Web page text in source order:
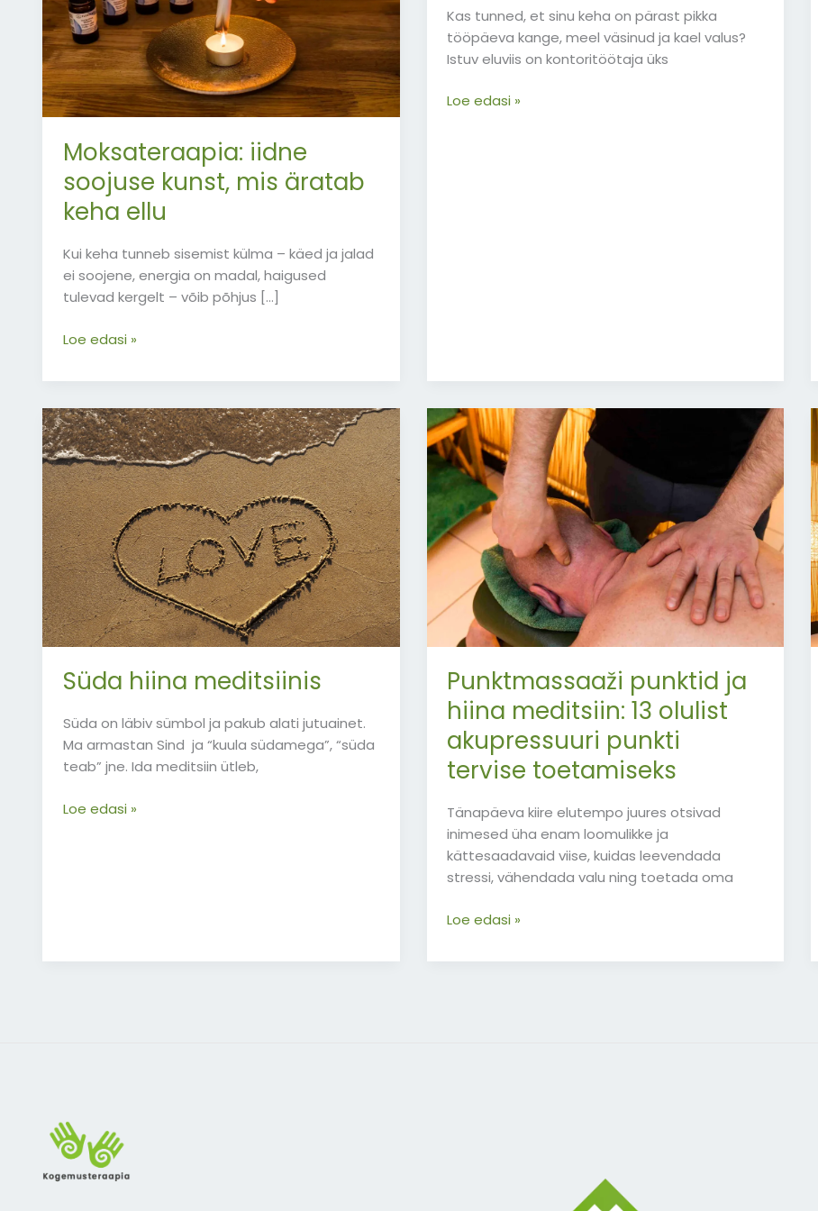
Moksateraapia: iidne
soojuse kunst, mis äratab
keha ellu
Kui keha tunneb sisemist külma – käed ja jalad
ei soojene, energia on madal, haigused
tulevad kergelt – võib põhjus […]
keha
ellu
Loe edasi »
Kas tunned, et sinu keha on pärast pikka
tööpäeva kange, meel väsinud ja kael valus?
Istuv eluviis on kontoritöötaja üks
brokaadi
harjutused?
Loe edasi »
Süda hiina meditsiinis
Süda on läbiv sümbol ja pakub alati jutuainet.
Ma armastan Sind ja “kuula südamega”, “süda
teab” jne. Ida meditsiin ütleb,
Süda
hiina
meditsiinis
Loe edasi »
Punktmassaaži punktid ja
hiina meditsiin: 13 olulist
akupressuuri punkti
tervise toetamiseks
Tänapäeva kiire elutempo juures otsivad
inimesed üha enam loomulikke ja
kättesaadavaid viise, kuidas leevendada
stressi, vähendada valu ning toetada oma
Punktmassaaži
punktid
ja
hiina
meditsiin:
13
olulist
akupressuuri
punkti
tervise
toetamiseks
Loe edasi »